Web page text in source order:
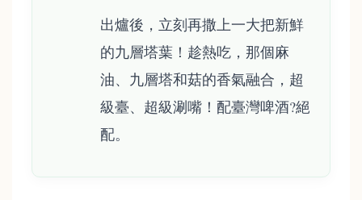
出爐後，立刻再撒上一大把新鮮
的九層塔葉！趁熱吃，那個麻
油、九層塔和菇的香氣融合，超
級臺、超級涮嘴！配臺灣啤酒?絕
配。